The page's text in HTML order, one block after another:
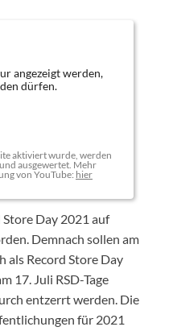
angezeigt werden,
dürfen.
aktiviert wurde, werden
ausgewertet. Mehr
von YouTube: hier
Day 2021 auf
Demnach sollen am
als Record Store Day
17. Juli RSD-Tage
entzerrt werden. Die
für 2021